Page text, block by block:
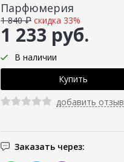
Парфюмерия
1 233 руб.
1 840 ₽ скидка 33%
В наличии
добавить отзыв
Заказать через: